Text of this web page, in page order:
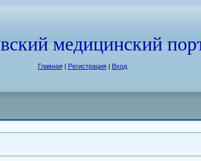
медицинский
Главная| Регистрация| Вход